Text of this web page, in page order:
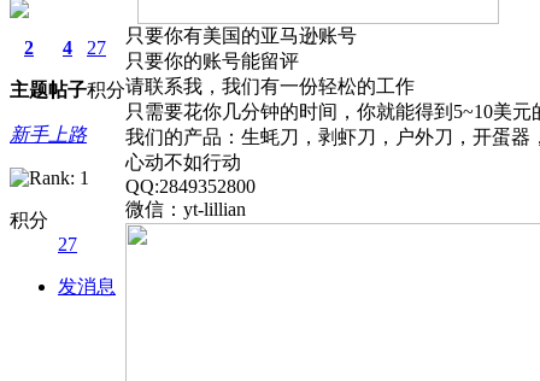
2
主题
4
帖子
27
积分
新手上路
积分
27
发消息
只要你有美国的亚马逊账号
只要你的账号能留评
请联系我，我们有一份轻松的工作
只需要花你几分钟的时间，你就能得到5~10美元
我们的产品：生蚝刀，剥虾刀，户外刀，开蛋
心动不如行动
QQ:2849352800
微信：yt-lillian